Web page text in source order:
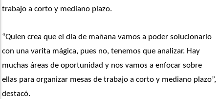
trabajo a corto y mediano plazo.
“Quien crea que el día de mañana vamos a poder solucionarlo
con una varita mágica, pues no, tenemos que analizar. Hay
muchas áreas de oportunidad y nos vamos a enfocar sobre
ellas para organizar mesas de trabajo a corto y mediano plazo”,
destacó.